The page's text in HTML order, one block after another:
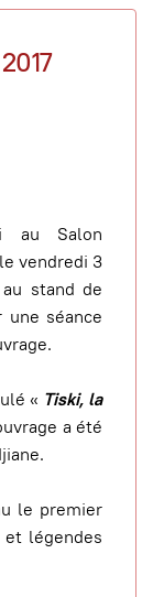
au Salon
vendredi 3
stand de
une séance
« Tiski, la
a été
le premier
légendes